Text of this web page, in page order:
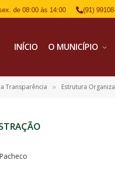
de 08:00 às 14:00 (91)
INÍCIO O MUNICÍPIO
Transparência » Estrutura